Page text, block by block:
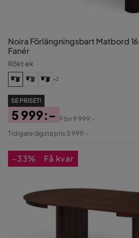
Noira Förlängningsbart Matbord
Fanér
Rökt ek
+2
SE PRISET!
Pris
5 999:-
Original
Förr9 999:-
Tidigare lägsta pris 5 999:-
-33% Få kvar